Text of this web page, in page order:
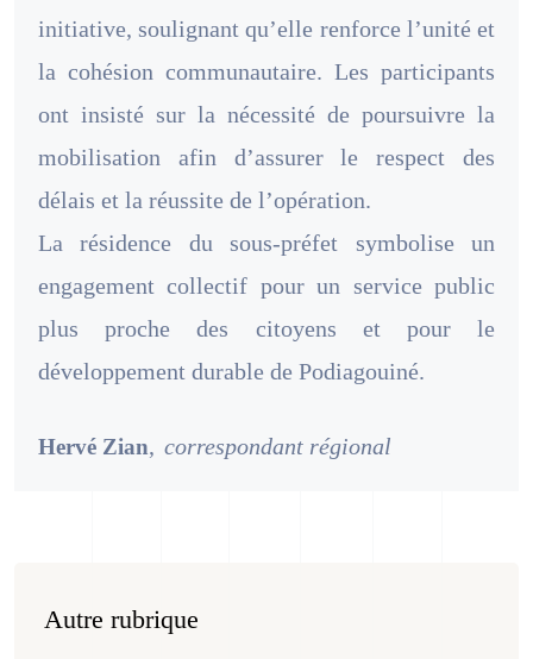
initiative, soulignant qu’elle renforce l’unité et
la cohésion communautaire. Les participants
ont insisté sur la nécessité de poursuivre la
mobilisation afin d’assurer le respect des
délais et la réussite de l’opération.
La résidence du sous-préfet symbolise un
engagement collectif pour un service public
plus proche des citoyens et pour le
développement durable de Podiagouiné.
Hervé Zian, correspondant régional
Autre rubrique